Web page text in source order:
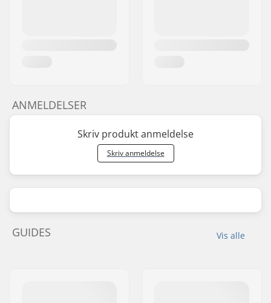
ANMELDELSER
Skriv produkt anmeldelse
Skriv anmeldelse
Vis alle
GUIDES